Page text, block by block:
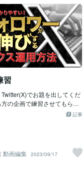
習
Twitter(X)でお題を出してくだ
の企画で練習させてもらい
ロゴのイメージで黒基調。
、𝕏よりTwitterの方が絶対
記事
動画編集 2023/09/17